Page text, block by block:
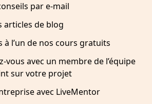
par e-mail
articles de blog
à l’un de nos cours gratuits
vous avec un membre de l’équipe
sur votre projet
avec LiveMentor